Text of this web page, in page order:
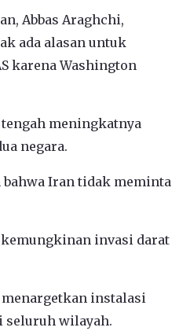
Abbas Araghchi,
ada alasan untuk
karena Washington
meningkatnya
negara.
Iran tidak meminta
invasi darat
menargetkan instalasi
seluruh wilayah.